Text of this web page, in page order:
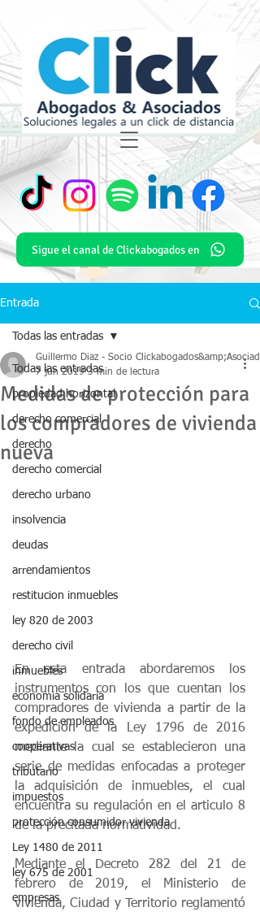
Sigue el canal de Clickabogados en
Entrada
Todas las entradas
propiedad horizontal
derecho comercial
derecho
derecho comercial
derecho urbano
insolvencia
deudas
arrendamientos
restitucion inmuebles
ley 820 de 2003
derecho civil
inmuebles
economia solidaria
fondo de empleados
cooperativas
tributario
impuestos
protección consumidor vivienda
Ley 1480 de 2011
ley 675 de 2001
empresas
Todas las entradas
Medidas de protección para
los compradores de vivienda
nueva
Guillermo Diaz - Socio
7 jun 2019 3 min de lectura
En esta entrada abordaremos los
instrumentos con los que cuentan los
compradores de vivienda a partir de la
expedición de la Ley 1796 de 2016
mediante la cual se establecieron una
serie de medidas enfocadas a proteger
la adquisición de inmuebles, el cual
encuentra su regulación en el articulo 8
de la precitada normatividad.
Mediante el Decreto 282 del 21 de
febrero de 2019, el Ministerio de
vivienda, Ciudad y Territorio reglamentó